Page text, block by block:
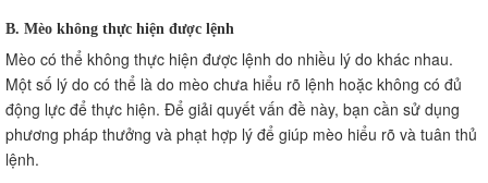
B. Mèo không thực hiện được lệnh
Mèo có thể không thực hiện được lệnh do nhiều lý do khác nhau.
Một số lý do có thể là do mèo chưa hiểu rõ lệnh hoặc không có đủ
động lực để thực hiện. Để giải quyết vấn đề này, bạn cần sử dụng
phương pháp thưởng và phạt hợp lý để giúp mèo hiểu rõ và tuân thủ
lệnh.